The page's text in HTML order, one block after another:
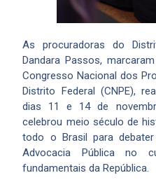
As procuradoras do
Dandara Passos,
Congresso Nacional dos
Distrito Federal (CNPE),
dias 11 e 14 de
celebrou meio século de
todo o Brasil para
Advocacia Pública no
fundamentais da República.